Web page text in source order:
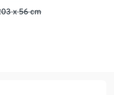
x 56 cm